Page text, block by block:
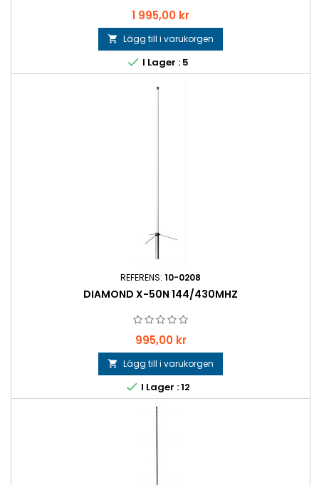
Pris
1 995,00 kr
 Lägg till i varukorgen
 I Lager : 5
REFERENS: 10-0208
DIAMOND X-50N 144/430MHZ
Pris
995,00 kr
 Lägg till i varukorgen
 I Lager : 12